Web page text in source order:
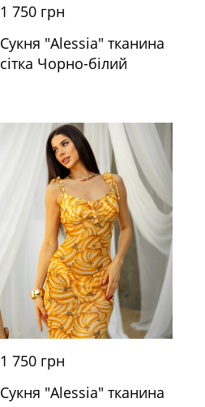
1 750 грн
Сукня "Alessia" тканина
сітка Чорно-білий
1 750 грн
Сукня "Alessia" тканина